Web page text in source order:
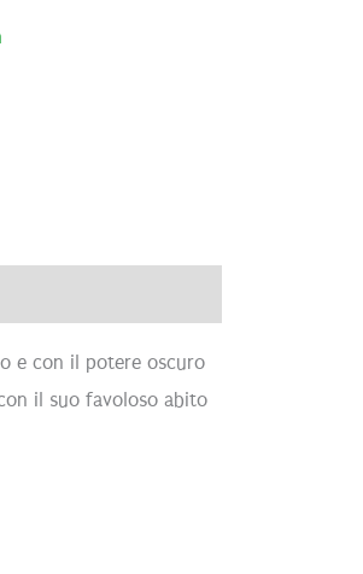
e con il potere oscuro
il suo favoloso abito